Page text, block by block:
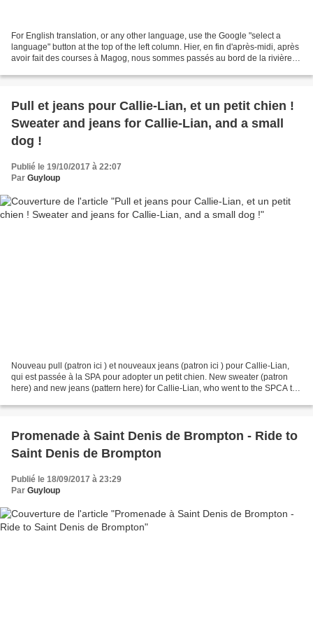
For English translation, or any other language, use the Google "select a
language" button at the top of the left column. Hier, en fin d'après-midi, après
avoir fait des courses à Magog, nous sommes passés au bord de la rivière
Pull et jeans pour Callie-Lian, et un petit chien !
Sweater and jeans for Callie-Lian, and a small
dog !
Publié le 19/10/2017 à 22:07
Par Guyloup
Nouveau pull (patron ici ) et nouveaux jeans (patron ici ) pour Callie-Lian,
qui est passée à la SPA pour adopter un petit chien. New sweater (patron
here) and new jeans (pattern here) for Callie-Lian, who went to the SPCA to
Promenade à Saint Denis de Brompton - Ride to
Saint Denis de Brompton
Publié le 18/09/2017 à 23:29
Par Guyloup